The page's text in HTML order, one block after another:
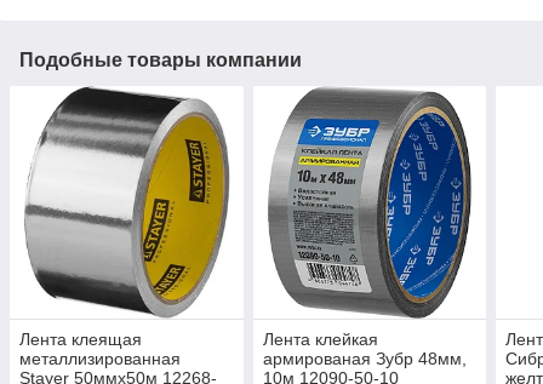
Подобные товары компании
Лента клеящая
металлизированная
Stayer 50ммх50м 12268-
Лента клейкая
армированая Зубр 48мм,
10м 12090-50-10